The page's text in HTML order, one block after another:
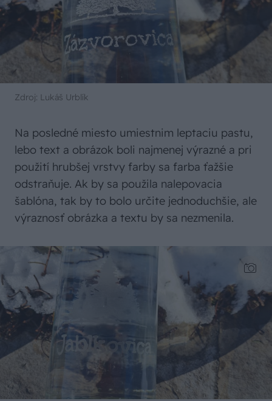
Zdroj: Lukáš Urblík
Na posledné miesto umiestnim leptaciu pastu,
lebo text a obrázok boli najmenej výrazné a pri
použití hrubšej vrstvy farby sa farba ťažšie
odstraňuje. Ak by sa použila nalepovacia
šablóna, tak by to bolo určite jednoduchšie, ale
výraznosť obrázka a textu by sa nezmenila.